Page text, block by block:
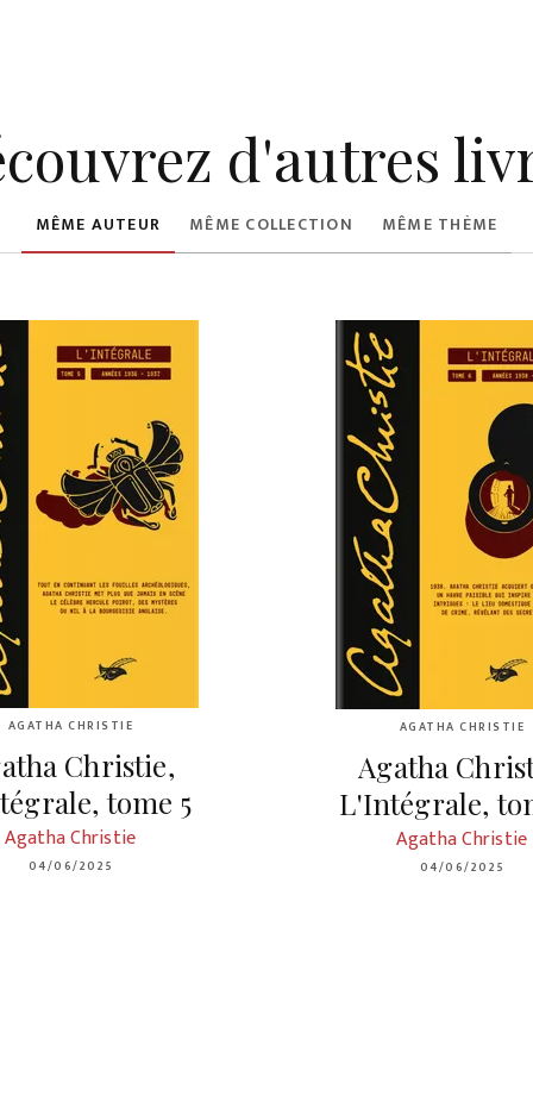
d'autres
MÊME AUTEUR MÊME COLLECTION MÊME THÈME
AGATHA CHRISTIE
Christie,
tome 5
Agatha Christie
04/06/2025
AGATHA CHRISTIE
Agatha
L'Intégrale,
Agatha Christie
04/06/2025